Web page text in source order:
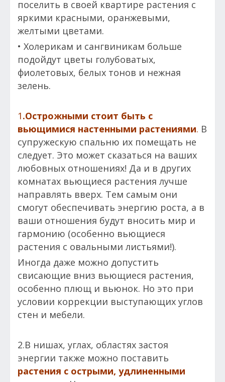
поселить в своей квартире растения с
яркими красными, оранжевыми,
желтыми цветами.
• Холерикам и сангвиникам больше
подойдут цветы голубоватых,
фиолетовых, белых тонов и нежная
зелень.
1.Острожными стоит быть с
вьющимися настенными растениями. В
супружескую спальню их помещать не
следует. Это может сказаться на ваших
любовных отношениях! Да и в других
комнатах вьющиеся растения лучше
направлять вверх. Тем самым они
смогут обеспечивать энергию роста, а в
ваши отношения будут вносить мир и
гармонию (особенно вьющиеся
растения с овальными листьями!).
Иногда даже можно допустить
свисающие вниз вьющиеся растения,
особенно плющ и вьюнок. Но это при
условии коррекции выступающих углов
стен и мебели.
2.В нишах, углах, областях застоя
энергии также можно поставить
растения с острыми, удлиненными